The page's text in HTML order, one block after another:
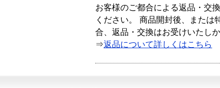
お客様のご都合による返品・交
ください。 商品開封後、または
合、返品・交換はお受けいたし
⇒返品について詳しくはこちら